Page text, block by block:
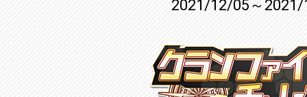
2021/12/05～